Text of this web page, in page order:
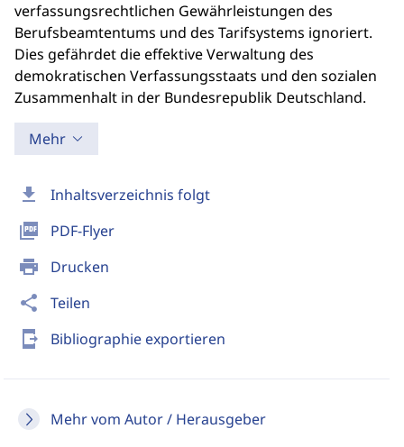
download Inhaltsverzeichnis folgt
picture_as_pdf PDF-Flyer
print Drucken
share Teilen
send_to_mobile Bibliographie exportieren
Mehr vom Autor / Herausgeber
verfassungsrechtlichen Gewährleistungen des
Berufsbeamtentums und des Tarifsystems ignoriert.
Dies gefährdet die effektive Verwaltung des
demokratischen Verfassungsstaats und den sozialen
Zusammenhalt in der Bundesrepublik Deutschland.
Mehr